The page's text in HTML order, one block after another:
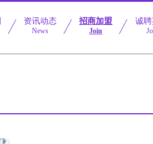
资讯动态
News
招商加盟
Join
诚